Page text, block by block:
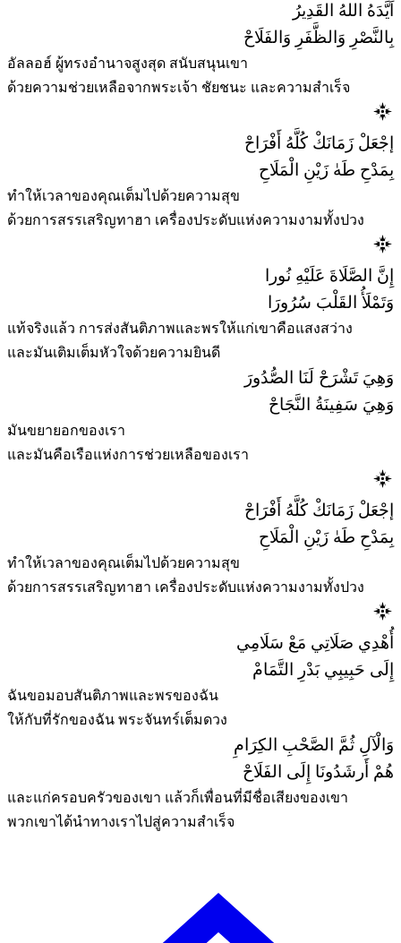
اَيَّدَهُ اللهُ القَدِيرُ
بِالنَّصْرِ وَالظَّفَرِ وَالفَلَاحْ
อัลลอฮ์ ผู้ทรงอำนาจสูงสุด สนับสนุนเขา
ด้วยความช่วยเหลือจากพระเจ้า ชัยชนะ และความสำเร็จ
إجْعَلْ زَمَانَكْ كُلَّهُ أَفْرَاحْ
بِمَدْحِ طَهٰ زَيْنِ الْمَلَاحِ
ทำให้เวลาของคุณเต็มไปด้วยความสุข
ด้วยการสรรเสริญทาฮา เครื่องประดับแห่งความงามทั้งปวง
إِنَّ الصَّلَاةَ عَلَيْهِ نُورا
وَتَمْلَأُ القَلْبَ سُرُورَا
แท้จริงแล้ว การส่งสันติภาพและพรให้แก่เขาคือแสงสว่าง
และมันเติมเต็มหัวใจด้วยความยินดี
وَهِيَ تَشْرَحْ لَنَا الصُّدُورَ
وَهِيَ سَفِينَةُ النَّجَاحْ
มันขยายอกของเรา
และมันคือเรือแห่งการช่วยเหลือของเรา
إجْعَلْ زَمَانَكْ كُلَّهُ أَفْرَاحْ
بِمَدْحِ طَهٰ زَيْنِ الْمَلَاحِ
ทำให้เวลาของคุณเต็มไปด้วยความสุข
ด้วยการสรรเสริญทาฮา เครื่องประดับแห่งความงามทั้งปวง
أُهْدِي صَلَاتِي مَعْ سَلَامِي
إِلَى حَبِيبِي بَدْرِ التَّمَامْ
ฉันขอมอบสันติภาพและพรของฉัน
ให้กับที่รักของฉัน พระจันทร์เต็มดวง
وَالْآلِ ثُمَّ الصَّحْبِ الكِرَامِ
هُمْ أَرشَدُونَا إِلَى الفَلَاحْ
และแก่ครอบครัวของเขา แล้วก็เพื่อนที่มีชื่อเสียงของเขา
พวกเขาได้นำทางเราไปสู่ความสำเร็จ